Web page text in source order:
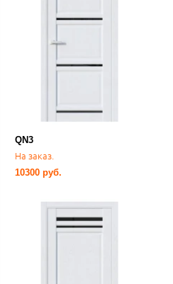
QN3
На заказ.
10300 руб.